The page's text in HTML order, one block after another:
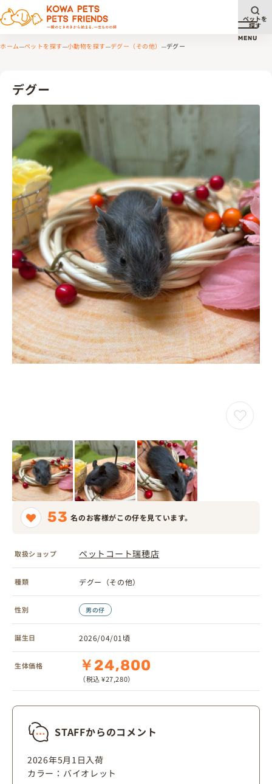
メニ
MENU
ペットを
探す
ホーム ペットを探す 小動物を探す デグー（その他） デグー
デグー
53 名のお客様がこの仔を見ています。
取扱ショップ ペットコート瑞穂店
種類 デグー（その他）
性別 男の仔
誕生日 2026/04/01頃
生体価格 ￥24,800
（税込 ¥27,280）
STAFFからのコメント
2026年5月1日入荷
カラー：バイオレット